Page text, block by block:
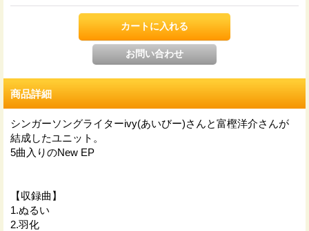
商品詳細
シンガーソングライターivy(あいびー)さんと富樫洋介さんが
結成したユニット。
5曲入りのNew EP
【収録曲】
1.ぬるい
2.羽化